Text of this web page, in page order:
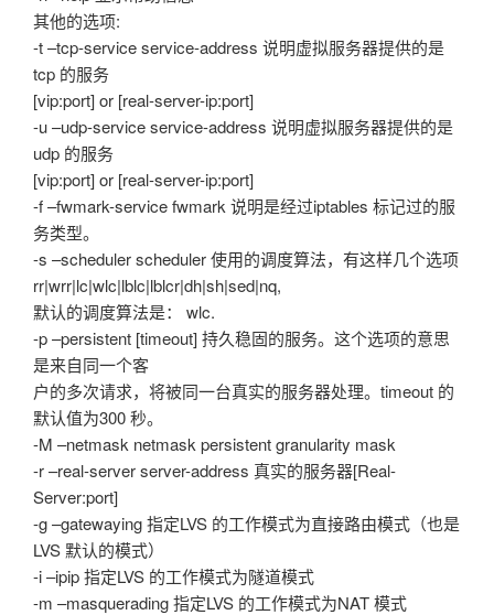
其他的选项:
-t –tcp-service service-address 说明虚拟服务器提供的是
tcp 的服务
[vip:port] or [real-server-ip:port]
-u –udp-service service-address 说明虚拟服务器提供的是
udp 的服务
[vip:port] or [real-server-ip:port]
-f –fwmark-service fwmark 说明是经过iptables 标记过的服
务类型。
-s –scheduler scheduler 使用的调度算法，有这样几个选项
rr|wrr|lc|wlc|lblc|lblcr|dh|sh|sed|nq,
默认的调度算法是： wlc.
-p –persistent [timeout] 持久稳固的服务。这个选项的意思
是来自同一个客
户的多次请求，将被同一台真实的服务器处理。timeout 的
默认值为300 秒。
-M –netmask netmask persistent granularity mask
-r –real-server server-address 真实的服务器[Real-
Server:port]
-g –gatewaying 指定LVS 的工作模式为直接路由模式（也是
LVS 默认的模式）
-i –ipip 指定LVS 的工作模式为隧道模式
-m –masquerading 指定LVS 的工作模式为NAT 模式